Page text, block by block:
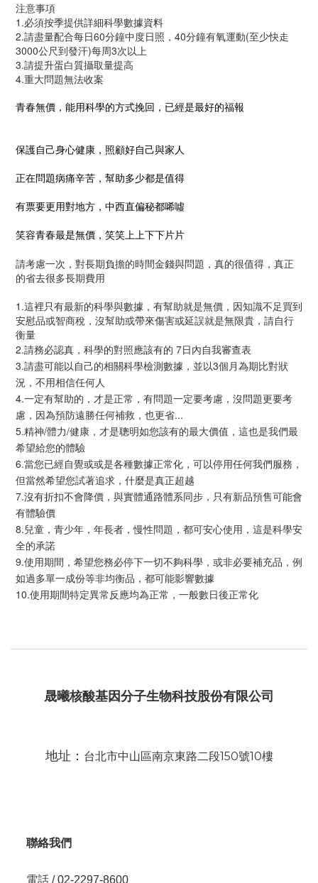
注意事項
1.必須按季提供詳細科學數據資料
2.請盡量配合每日60分鐘中度日照，40分鐘有氧運動(至少快走
3000公尺到發汗)每周3次以上
3.請提升蛋白質攝取量提高
4.重大問題無法收案
青春無價，能用科學的方式挽回，已經是最好的福報
保護自己身心健康，照顧好自己與家人
正在問題病痛辛苦，幫助多少都是值得
有票要更用對地方，中西直偏秘都唏噓
笑容青春最是無價，笑笑上上下下片片
請考慮一次，對長期負擔的時間金錢與問題，真的很值得，真正
的省去很多長期費用
1.這裡只有最新的科學與數據，有幫助就是無價，因知識不足買到
安慰品或智商稅，沒幫助或帶來傷害或延誤就是無限貴，請自行
衡量
2.請務必認真，科學的對照應該有的 7日內自我審查表
3.請盡可能以自己的相關科學檢測數據，並以3個月為期比對狀
況，不用相信任何人
4.一定有幫助的，才是正常，有問題一定要考慮，沒問題更要考
慮，因為預防遠勝任何補救，也更省...
5.精神/體力/健康，才是聰明如您該有的最大價值，這也是我們最
希望給您的體驗
6.當您已經自覺或或是各種數據正常化，可以停用任何我們服務，
但當然希望您試著追求，什麼是真正超越
7.沒有折扣不會降價，與實體通路體系同步，只有新品預售可能會
有體驗價
8.兒童，青少年，年長者，慢性問題，都可安心使用，這是科學安
全的承諾
9.使用期間，希望您務必停下一切不夠科學，或非必要補充品，例
如過多單一成份等非均衡品，都可能影響數據
10.使用期間特定異常反應均為正常，一般數日後正常化
晟曦核酸基因分子生物科技股份有限公司
地址： 台北市中山區南京東路二段150號10樓
聯絡我們
電話 / 02-2297-8600